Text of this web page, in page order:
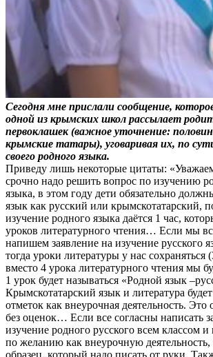
Сегодня мне прислали сообщение,
одной из крымских школ рассылает
первоклашек (важное уточнение:
крымские татары), уговаривая их, по
своего родного языка.
Приведу лишь некоторые цитаты:
срочно надо решить вопрос по изучению
языка, в этом году дети обязательно
язык как русский или крымскотатарский,
изучение родного языка даётся 1 час,
уроков литературного чтения… Если мы
напишем заявление на изучение русского
тогда уроки литературы у нас сохраняться
вместо 4 урока литературного чтения мы
1 урок будет называться «Родной язык
Крымскотатарский язык и литература будет
отметок как внеурочная деятельность.
без оценок… Если все согласны написать
изучение родного русского всем классом
по желанию как внеурочную деятельность,
образец, который надо писать от руки.